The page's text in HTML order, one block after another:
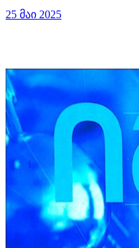
25 მაი 2025